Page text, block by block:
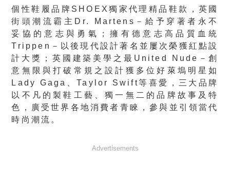
個性鞋履品牌SHOEX獨家代理精品鞋款，英國
街頭潮流霸主Dr. Martens－給予穿著者永不
妥協的意志與勇氣；擁有德意志高品質血統
Trippen－以後現代設計著名並屢次榮獲紅點設
計大獎；英國建築美學之最United Nude－創
意無限與打破常規之設計獲多位好萊塢明星如
Lady Gaga、Taylor Swift等喜愛，三大品牌
以不凡的製鞋工藝、獨一無二的品牌故事及特
色，廣受世界各地消費者青睞，參與並引領當代
時尚潮流。
Advertisements